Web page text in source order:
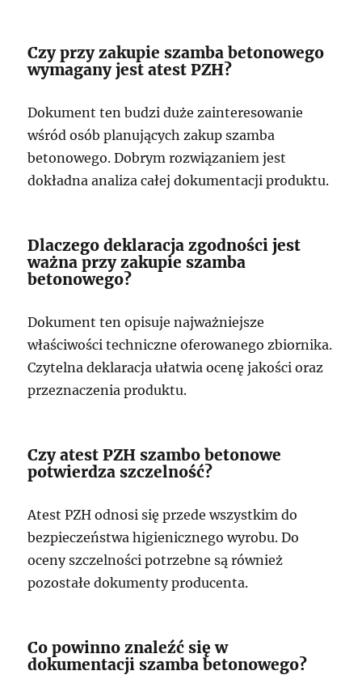
Czy przy zakupie szamba betonowego
wymagany jest atest PZH?
Dokument ten budzi duże zainteresowanie
wśród osób planujących zakup szamba
betonowego. Dobrym rozwiązaniem jest
dokładna analiza całej dokumentacji produktu.
Dlaczego deklaracja zgodności jest
ważna przy zakupie szamba
betonowego?
Dokument ten opisuje najważniejsze
właściwości techniczne oferowanego zbiornika.
Czytelna deklaracja ułatwia ocenę jakości oraz
przeznaczenia produktu.
Czy atest PZH szambo betonowe
potwierdza szczelność?
Atest PZH odnosi się przede wszystkim do
bezpieczeństwa higienicznego wyrobu. Do
oceny szczelności potrzebne są również
pozostałe dokumenty producenta.
Co powinno znaleźć się w
dokumentacji szamba betonowego?